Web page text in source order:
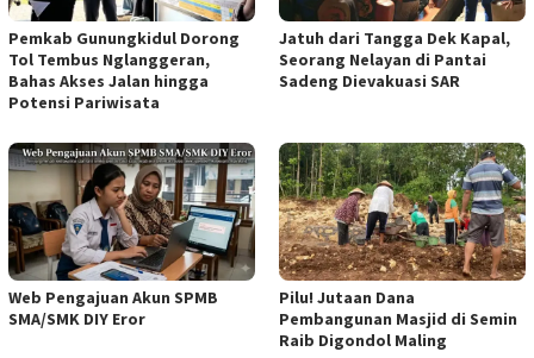
Pemkab Gunungkidul Dorong
Tol Tembus Nglanggeran,
Bahas Akses Jalan hingga
Potensi Pariwisata
Jatuh dari Tangga Dek Kapal,
Seorang Nelayan di Pantai
Sadeng Dievakuasi SAR
Web Pengajuan Akun SPMB
SMA/SMK DIY Eror
Pilu! Jutaan Dana
Pembangunan Masjid di Semin
Raib Digondol Maling